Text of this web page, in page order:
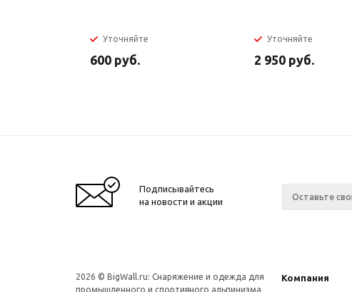
Уточняйте
600 руб.
Уточняйте
2 950 руб.
Подписывайтесь
на новости и акции
2026 © BigWall.ru: Снаряжение и одежда для
промышленного и спортивного альпинизма
Компания